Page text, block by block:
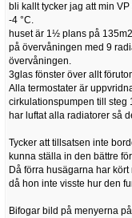
bli kallt tycker jag att min
-4 °C.
huset är 1½ plans på
på övervåningen med 9
övervåningen.
3glas fönster över allt
Alla termostater är
cirkulationspumpen till steg
har luftat alla radiatorer så
Tycker att tillsatsen inte
kunna ställa in den bättre
Då förra husägarna har
då hon inte visste hur den
Bifogar bild på menyerna